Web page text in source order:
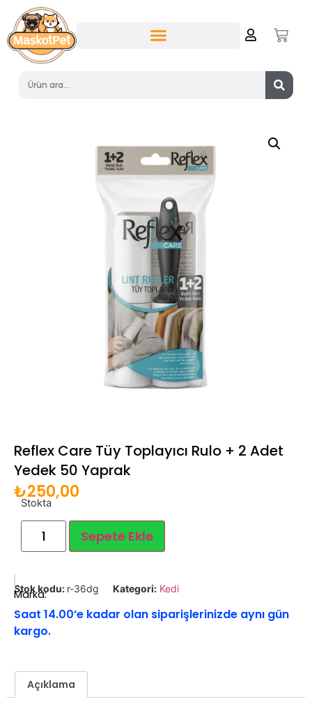
Reflex Care Tüy Toplayıcı Rulo + 2 Adet
Yedek 50 Yaprak
₺250,00
Stokta
Sepete Ekle
Stok kodu: r-36dg Kategori: Kedi
Marka:
Saat 14.00’e kadar olan siparişlerinizde aynı gün
kargo.
Açıklama